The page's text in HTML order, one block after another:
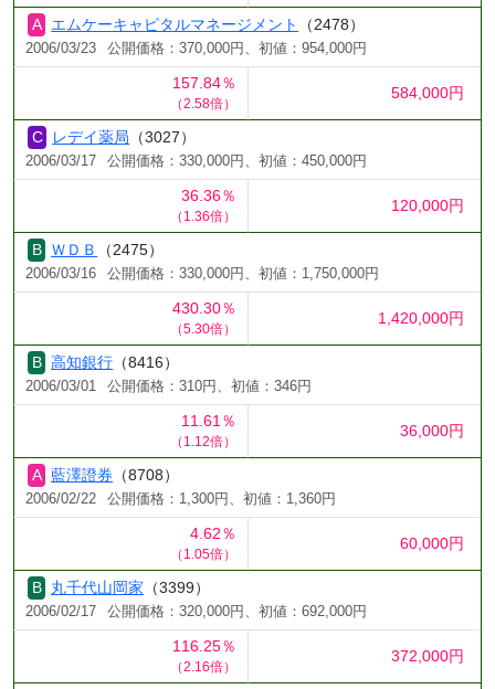
エムケーキャピタルマネージメント （2478）
2006/03/23 公開価格：370,000円、初値：954,000円
157.84％
（2.58倍）
584,000円
レデイ薬局 （3027）
2006/03/17 公開価格：330,000円、初値：450,000円
36.36％
（1.36倍）
120,000円
ＷＤＢ （2475）
2006/03/16 公開価格：330,000円、初値：1,750,000円
430.30％
（5.30倍）
1,420,000円
高知銀行 （8416）
2006/03/01 公開価格：310円、初値：346円
11.61％
（1.12倍）
36,000円
藍澤證券 （8708）
2006/02/22 公開価格：1,300円、初値：1,360円
4.62％
（1.05倍）
60,000円
丸千代山岡家 （3399）
2006/02/17 公開価格：320,000円、初値：692,000円
116.25％
（2.16倍）
372,000円